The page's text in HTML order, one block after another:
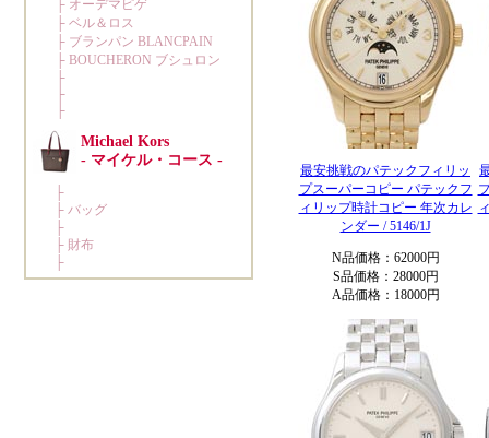
最安挑戦のパテックフィリッ
プスーパーコピー パテックフ
ィリップ時計コピー 年次カレ
ンダー / 5146/1J
N品価格：62000円
S品価格：28000円
A品価格：18000円